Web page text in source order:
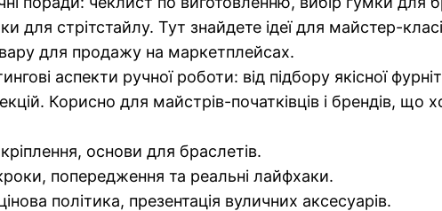
для стрітстайлу. Тут знайдете ідеї для майстер-
для продажу на маркетплейсах.
аспекти ручної роботи: від підбору якісної
Корисно для майстрів-початківців і брендів, що
основи для браслетів.
попередження та реальні лайфхаки.
політика, презентація вуличних аксесуарів.